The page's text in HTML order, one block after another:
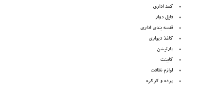
کمد اداری
فایل دوار
قفسه بندی اداری
کاغذ دیواری
پارتیشن
کابینت
لوازم نظافت
پرده و کرکره